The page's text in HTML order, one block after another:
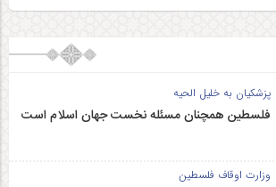
پزشکیان به خلیل الحیه
فلسطین همچنان مسئله نخست جهان اسلام است
وزارت اوقاف فلسطین